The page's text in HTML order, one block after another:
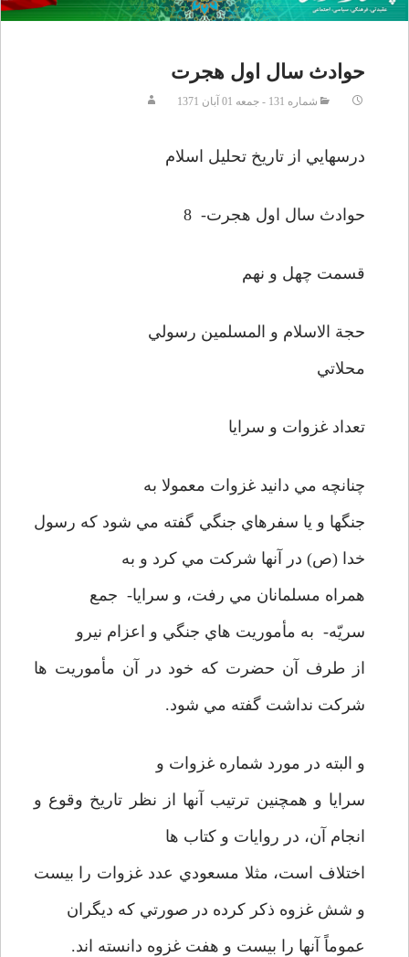
حوادث سال اول هجرت
شماره 131 - جمعه 01 آبان 1371
درسهايي از تاريخ تحليل اسلام
حوادث سال اول هجرت- 8
قسمت چهل و نهم
حجة الاسلام و المسلمين رسولي
محلاتي
تعداد غزوات و سرايا
چنانچه مي دانيد غزوات معمولا به
جنگها و يا سفرهاي جنگي گفته مي شود که رسول
خدا (ص) در آنها شرکت مي کرد و به
همراه مسلمانان مي رفت، و سرايا- جمع
سريّه- به مأموريت هاي جنگي و اعزام نيرو
از طرف آن حضرت که خود در آن مأموريت ها
شرکت نداشت گفته مي شود.
و البته در مورد شماره غزوات و
سرايا و همچنين ترتيب آنها از نظر تاريخ وقوع و
انجام آن، در روايات و کتاب ها
اختلاف است، مثلا مسعودي عدد غزوات را بيست
و شش غزوه ذکر کرده در صورتي که ديگران
عموماً آنها را بيست و هفت غزوه دانسته اند.